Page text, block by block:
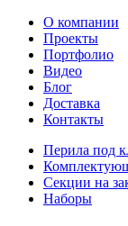
О компании
Проекты
Портфолио
Видео
Блог
Доставка
Контакты
Перила под
Секции на
Наборы